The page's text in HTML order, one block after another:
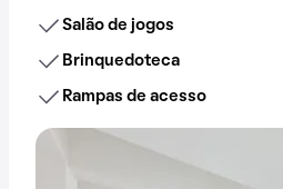
Salão de jogos
Brinquedoteca
Rampas de acesso